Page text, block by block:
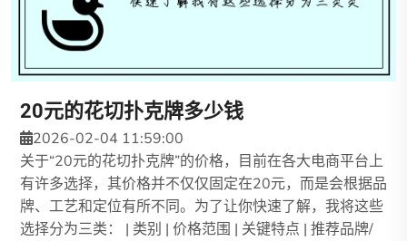
20元的花切扑克牌多少钱
2026-02-04 11:59:00
关于“20元的花切扑克牌”的价格，目前在各大电商平台上
有许多选择，其价格并不仅仅固定在20元，而是会根据品
牌、工艺和定位有所不同。为了让你快速了解，我将这些
选择分为三类： | 类别 | 价格范围 | 关键特点 | 推荐品牌/